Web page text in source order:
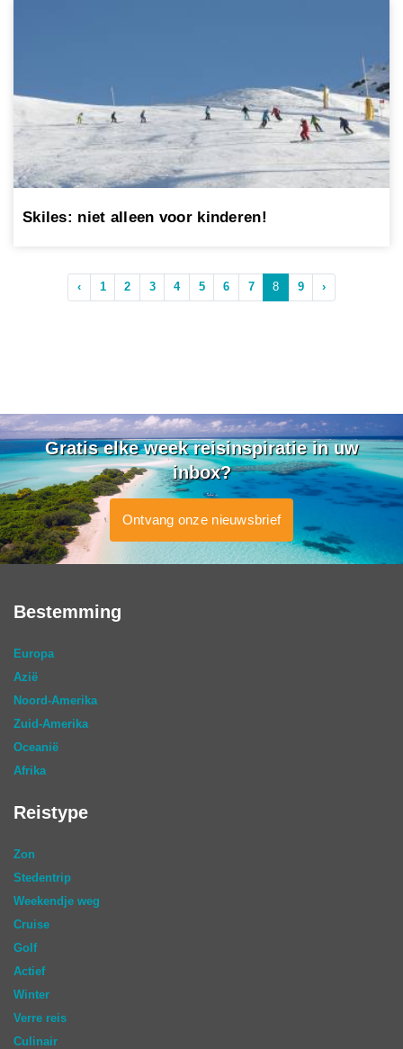
Skiles: niet alleen voor kinderen!
‹ 1 2 3 4 5 6 7 8 9 ›
Gratis elke week reisinspiratie in uw
inbox?
Ontvang onze nieuwsbrief
Bestemming
Europa
Azië
Noord-Amerika
Zuid-Amerika
Oceanië
Afrika
Reistype
Zon
Stedentrip
Weekendje weg
Cruise
Golf
Actief
Winter
Verre reis
Culinair